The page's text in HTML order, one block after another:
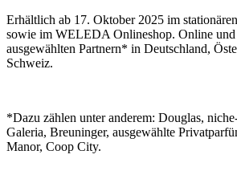
Erhältlich ab 17. Oktober 2025 im
sowie im WELEDA Onlineshop. Online und
ausgewählten Partnern* in Deutschland,
Schweiz.
*Dazu zählen unter anderem: Douglas,
Galeria, Breuninger, ausgewählte
Manor, Coop City.